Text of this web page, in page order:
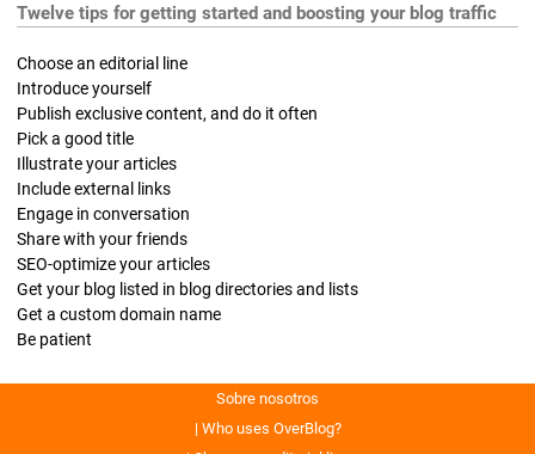
Twelve tips for getting started and boosting your blog traffic
Choose an editorial line
Introduce yourself
Publish exclusive content, and do it often
Pick a good title
Illustrate your articles
Include external links
Engage in conversation
Share with your friends
SEO-optimize your articles
Get your blog listed in blog directories and lists
Get a custom domain name
Be patient
Sobre nosotros
Who uses OverBlog?